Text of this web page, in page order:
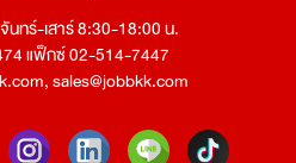
นทร์-เสาร์ 8:30-18:00 น.
แฟ็กซ์ 02-514-7447
,sales@jobbkk.com